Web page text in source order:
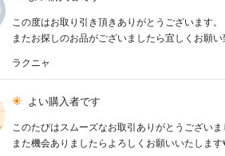
この度はお取り引き頂きありがとうございます。
またお探しのお品がございましたら宜しくお願い
ラクニャ
よい購入者です
このたびはスムーズなお取引ありがとうござい
また機会ありましたらよろしくお願いいたしま